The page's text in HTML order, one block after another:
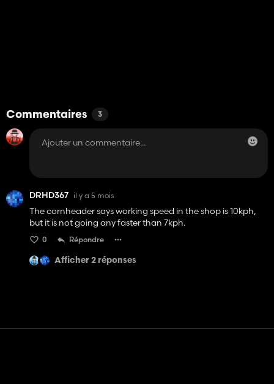
Commentaires 3
DRHD367 il y a 5 mois
The cornheader says working speed in the shop is 10kph,
but it is not going any faster than 7kph.
0 Répondre
Afficher 2 réponses